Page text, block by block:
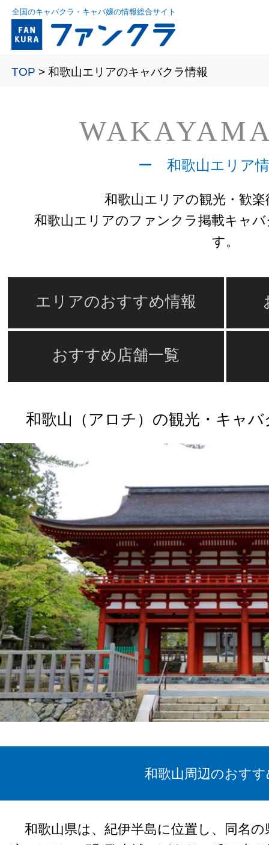
全国のキャバクラ・キャバ嬢の情報総合サイト
TOP > 和歌山エリアのキャバクラ情報
ー 和歌山エリア
和歌山エリアの観光・歓
和歌山エリアのファンクラ掲載キャ
す。
エリアのおすすめ情報
おすすめ店舗一覧
和歌山（アロチ）の観光・キャ
和歌山周辺のおす
和歌山県は、紀伊半島に位置し、同名の